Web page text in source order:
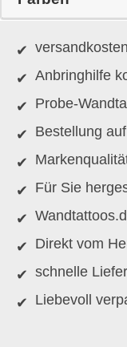
Anbringhilfe
Probe-
Bestellung
Für Sie
Direkt vom
schnelle
Liebevoll